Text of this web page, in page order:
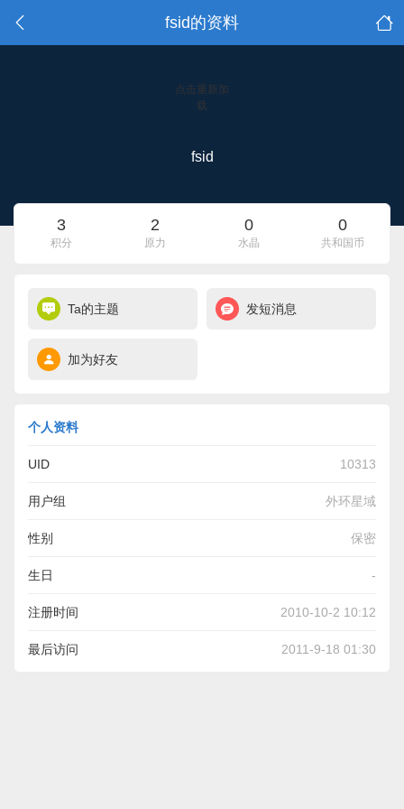
fsid的资料
点击重新加
载
fsid
3
积分
2
原力
0
水晶
0
共和国币
Ta的主题 发短消息
加为好友
个人资料
UID 10313
用户组 外环星域
性别 保密
生日 -
注册时间 2010-10-2 10:12
最后访问 2011-9-18 01:30